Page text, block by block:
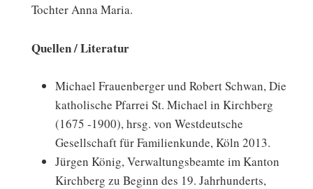
Tochter Anna Maria.
Quellen / Literatur
Michael Frauenberger und Robert Schwan, Die
katholische Pfarrei St. Michael in Kirchberg
(1675 -1900), hrsg. von Westdeutsche
Gesellschaft für Familienkunde, Köln 2013.
Jürgen König, Verwaltungsbeamte im Kanton
Kirchberg zu Beginn des 19. Jahrhunderts,